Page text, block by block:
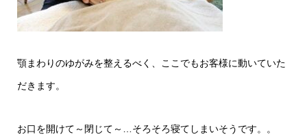
顎まわりのゆがみを整えるべく、ここでもお客様に動いていた
だきます。
お口を開けて～閉じて～…そろそろ寝てしまいそうです。。